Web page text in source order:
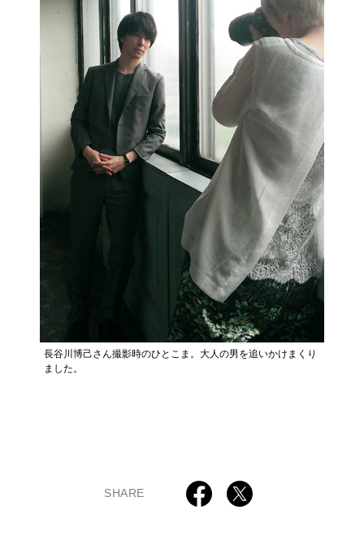
長谷川博己さん撮影時のひとこま。大人の男を追いかけまくり
ました。
SHARE